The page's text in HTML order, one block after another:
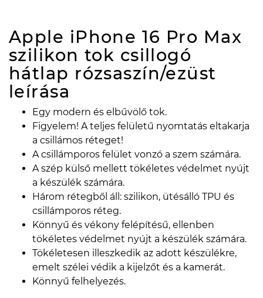
Apple iPhone 16 Pro Max
szilikon tok csillogó
hátlap rózsaszín/ezüst
leírása
Egy modern és elbűvölő tok.
Figyelem! A teljes felületű nyomtatás eltakarja
a csillámos réteget!
A csillámporos felület vonzó a szem számára.
A szép külső mellett tökéletes védelmet nyújt
a készülék számára.
Három rétegből áll: szilikon, ütésálló TPU és
csillámporos réteg.
Könnyű és vékony felépítésű, ellenben
tökéletes védelmet nyújt a készülék számára.
Tökéletesen illeszkedik az adott készülékre,
emelt szélei védik a kijelzőt és a kamerát.
Könnyű felhelyezés.